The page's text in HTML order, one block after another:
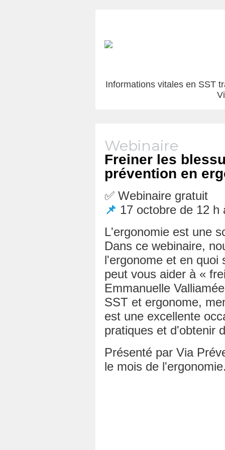
Informations vitales en SST
Webinaire
Freiner les
prévention en
✅ Webinaire gratuit
📌 17 octobre de 12 h
L'ergonomie est une
Dans ce webinaire,
l'ergonome et en quoi
peut vous aider à «
Emmanuelle
SST et ergonome,
est une excellente
pratiques et d'obtenir
Présenté par Via
le mois de